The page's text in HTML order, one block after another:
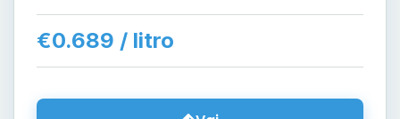
€0.689 / litro